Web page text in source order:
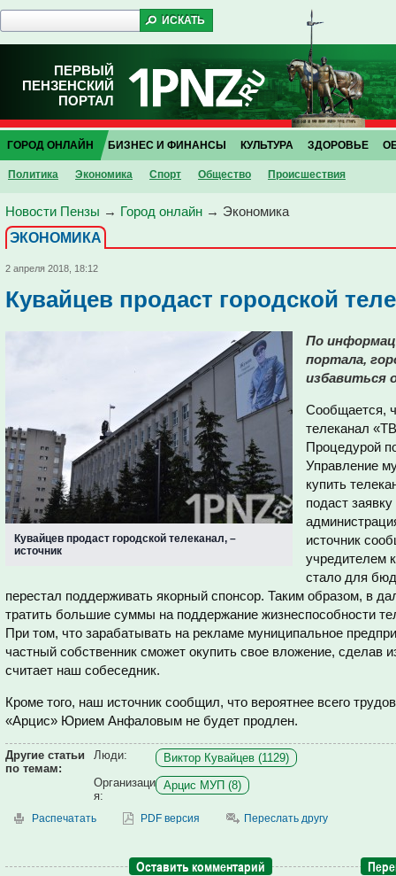
ПЕРВЫЙ
ПЕНЗЕНСКИЙ
ПОРТАЛ
ГОРОД ОНЛАЙН
Политика Экономика Спорт Общество Проиcшествия
БИЗНЕС И ФИНАНСЫ КУЛЬТУРА ЗДОРОВЬЕ
Новости Пензы → Город онлайн → Экономика
ЭКОНОМИКА
2 апреля 2018, 18:12
Кувайцев продаст городской
Кувайцев продаст городской телеканал, –
источник
По
портала,
избавиться
Сообщается,
телеканал
Процедурой
Управление
купить
подаст
источник
учредителем
стало для
перестал поддерживать якорный спонсор. Таким образом, в
тратить большие суммы на поддержание жизнеспособности
При том, что зарабатывать на рекламе муниципальное
частный собственник сможет окупить свое вложение, сделав
считает наш собеседник.
Кроме того, наш источник сообщил, что вероятнее всего
«Арцис» Юрием Анфаловым не будет продлен.
Другие статьи
по темам:
Люди:
Виктор Кувайцев (1129)
Организаци
я:
Арцис МУП (8)
Распечатать PDF версия Переслать другу
Оставить комментарий